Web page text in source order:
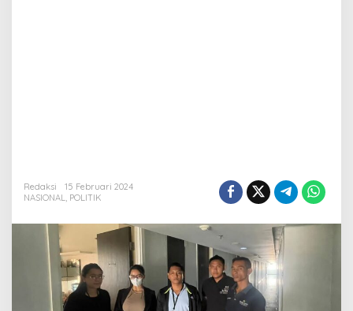
Redaksi
15 Februari 2024
NASIONAL, POLITIK